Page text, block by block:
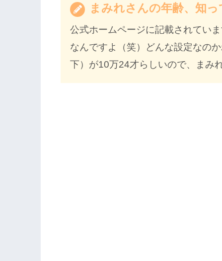
まみれさんの年齢、知っ
公式ホームページに記載されてい
なんですよ（笑）どんな設定なの
下）が10万24才らしいので、まみ